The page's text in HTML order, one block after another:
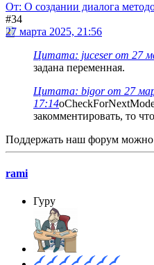
От: О создании диалога
#34
27 марта 2025, 21:56
Цитата: juceser от 27
задана переменная.
Цитата: bigor от 27
17:14
закомментировать, то
Поддержать наш форум можно
rami
Гуру